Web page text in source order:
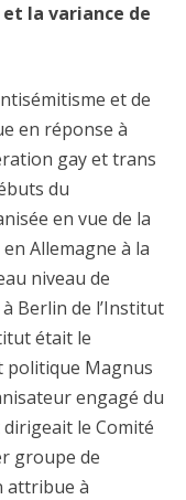
la variance de
et de
en réponse à
gay et trans
du
en vue de la
Allemagne à la
niveau de
Berlin de l’Institut
était le
politique Magnus
engagé du
le Comité
groupe de
attribue à